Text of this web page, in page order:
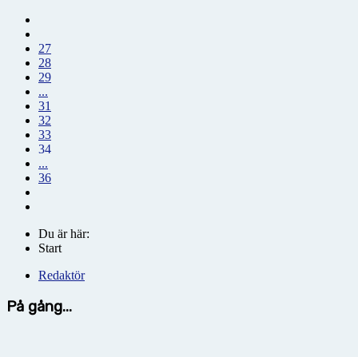
27
28
29
...
31
32
33
34
...
36
Du är här:
Start
Redaktör
På gång...